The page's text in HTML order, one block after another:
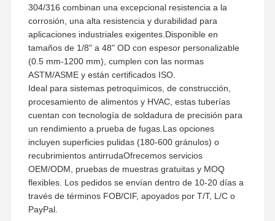
TUBO DE LOS VAGOS
Tubos soldados con autógena de acero inoxidables
Hoja de acero inoxidable de la bobina
304/316 combinan una excepcional resistencia a la
corrosión, una alta resistencia y durabilidad para
aplicaciones industriales exigentes.Disponible en
tamaños de 1/8" a 48" OD con espesor personalizable
(0.5 mm-1200 mm), cumplen con las normas
ASTM/ASME y están certificados ISO.
Ideal para sistemas petroquímicos, de construcción,
procesamiento de alimentos y HVAC, estas tuberías
cuentan con tecnología de soldadura de precisión para
un rendimiento a prueba de fugas.Las opciones
incluyen superficies pulidas (180-600 gránulos) o
recubrimientos antirrudaOfrecemos servicios
OEM/ODM, pruebas de muestras gratuitas y MOQ
flexibles. Los pedidos se envían dentro de 10-20 días a
través de términos FOB/CIF, apoyados por T/T, L/C o
PayPal.